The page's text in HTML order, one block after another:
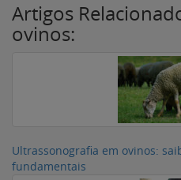
Artigos
ovinos:
Ultrassonografia em ovinos:
fundamentais